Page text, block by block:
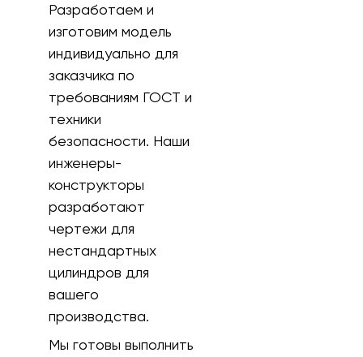
Разработаем и
изготовим модель
индивидуально для
заказчика по
требованиям ГОСТ и
техники
безопасности. Наши
инженеры-
конструкторы
разработают
чертежи для
нестандартных
цилиндров для
вашего
производства.
Мы готовы выполнить